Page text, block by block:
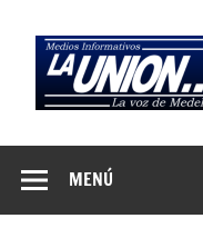
contenido
MENÚ